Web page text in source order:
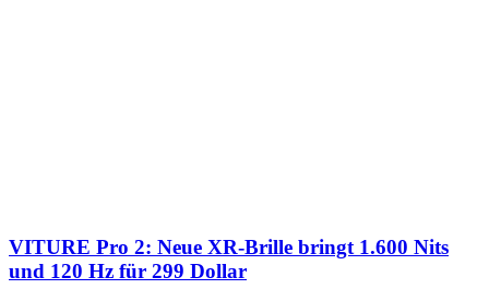
VITURE Pro 2: Neue XR-Brille bringt 1.600 Nits
und 120 Hz für 299 Dollar